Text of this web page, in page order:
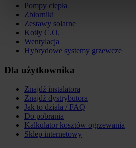
Pompy ciepła
Zbiorniki
Zestawy solarne
Kotły C.O.
Wentylacja
Hybrydowe systemy grzewcze
Dla użytkownika
Znajdź instalatora
Znajdź dystrybutora
Jak to działa / FAQ
Do pobrania
Kalkulator kosztów ogrzewania
Sklep internetowy